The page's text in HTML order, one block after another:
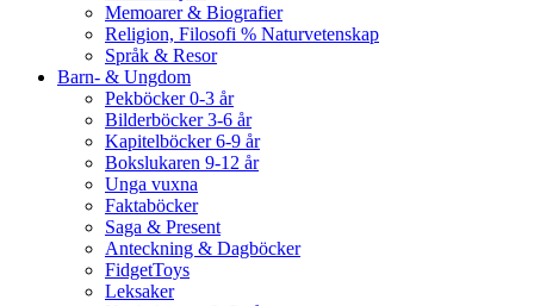
Memoarer & Biografier
Religion, Filosofi % Naturvetenskap
Språk & Resor
Barn- & Ungdom
Pekböcker 0-3 år
Bilderböcker 3-6 år
Kapitelböcker 6-9 år
Bokslukaren 9-12 år
Unga vuxna
Faktaböcker
Saga & Present
Anteckning & Dagböcker
FidgetToys
Leksaker